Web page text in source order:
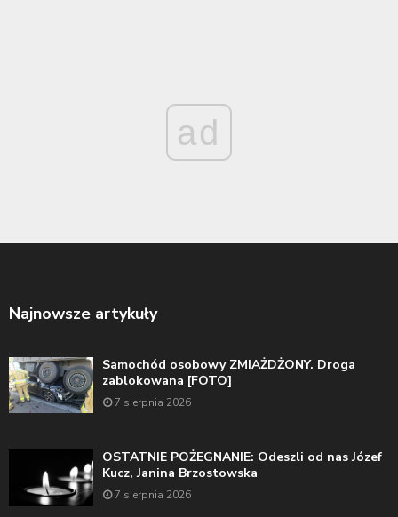
ad
Najnowsze artykuły
Samochód osobowy ZMIAŻDŻONY. Droga
zablokowana [FOTO]
7 sierpnia 2026
OSTATNIE POŻEGNANIE: Odeszli od nas Józef
Kucz, Janina Brzostowska
7 sierpnia 2026